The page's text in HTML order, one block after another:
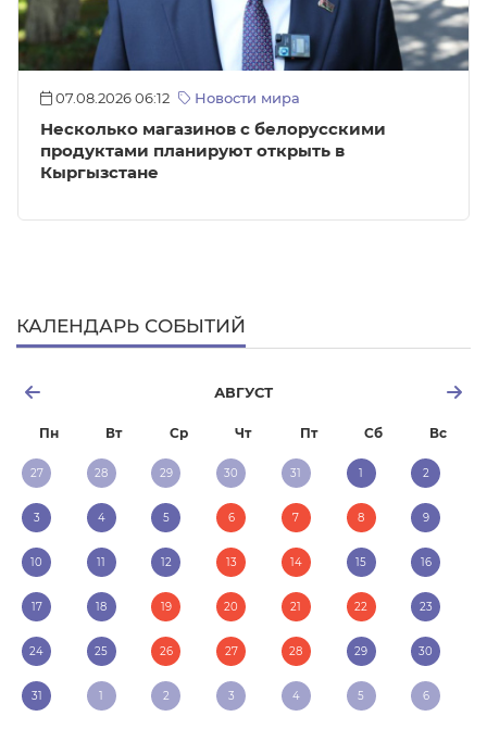
07.08.2026 06:12 Новости мира
Несколько магазинов с белорусскими
продуктами планируют открыть в
Кыргызстане
КАЛЕНДАРЬ СОБЫТИЙ
АВГУСТ
Пн Вт Ср Чт Пт Сб Вс
27 28 29 30 31 1 2
3 4 5 6 7 8 9
10 11 12 13 14 15 16
17 18 19 20 21 22 23
24 25 26 27 28 29 30
31 1 2 3 4 5 6